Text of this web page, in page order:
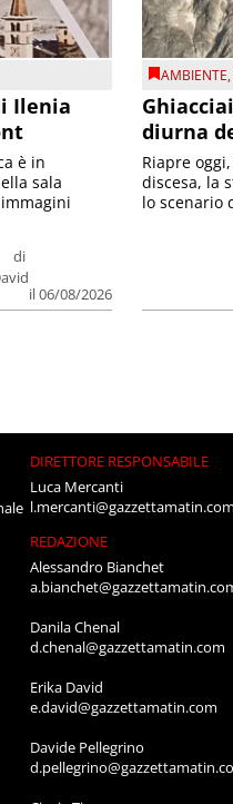
Ilenia
di
il 06/08/2026
è in
sala
AMBIENTE
diurna
Riapre
discesa, la
lo scenario
DIRETTORE RESPONSABILE
Luca Mercanti
l.mercanti@gazzettamatin.com
REDAZIONE
Alessandro Bianchet
Danila Chenal
d.chenal@gazzettamatin.com
Erika David
e.david@gazzettamatin.com
Davide Pellegrino